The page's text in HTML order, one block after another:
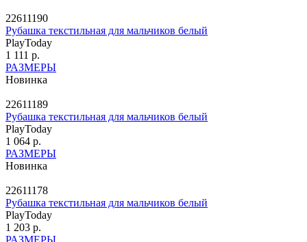
22611190
Рубашка текстильная для мальчиков белый
PlayToday
1 111 р.
РАЗМЕРЫ
Новинка
22611189
Рубашка текстильная для мальчиков белый
PlayToday
1 064 р.
РАЗМЕРЫ
Новинка
22611178
Рубашка текстильная для мальчиков белый
PlayToday
1 203 р.
РАЗМЕРЫ